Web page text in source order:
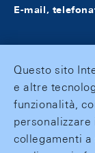
E-mail,
Questo sito
e altre
funzionalità,
collegamenti a